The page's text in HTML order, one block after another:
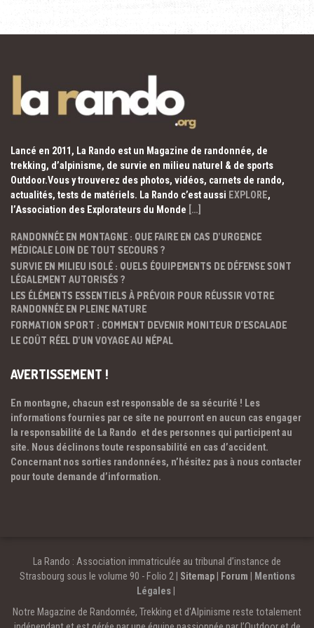
Lancé en 2011, La Rando est un Magazine de randonnée, de
trekking, d’alpinisme, de survie en milieu naturel & de sports
Outdoor.Vous y trouverez des photos, vidéos, carnets de rando,
actualités, tests de matériels. La Rando c’est aussi EXPLORE,
l’Association des Explorateurs du Monde […]
RANDONNÉE EN MONTAGNE : QUE FAIRE EN CAS D’URGENCE
MÉDICALE LOIN DE TOUT SECOURS ?
SURVIE EN MILIEU ISOLÉ : QUELS ÉQUIPEMENTS DE DÉFENSE SONT
LÉGALEMENT AUTORISÉS ?
LES ÉLÉMENTS ESSENTIELS À PRÉVOIR POUR RÉUSSIR VOTRE
RANDONNÉE EN PLEINE NATURE
FORMATION SPORT : COMMENT DEVENIR MONITEUR D’ESCALADE
LE COÛT RÉEL D’UN VOYAGE AU NÉPAL
AVERTISSEMENT !
En montagne, chacun est responsable de sa sécurité ! Les
informations fournies par ce site ne pourront en aucun cas engager
la responsabilité de La Rando et des personnes qui participent au
site. Nous déclinons toute responsabilité en cas d’accident.
Concernant nos sorties randonnées, n’hésitez pas à nous contacter
pour toute demande d’information.
La Rando : Association immatriculée au tribunal d’instance de
Strasbourg sous le volume 90 - Folio 2 | Sitemap| Forum
Mentions
Légales
Notre Magazine de Randonnée, Trekking et d'Alpinisme reste totalement